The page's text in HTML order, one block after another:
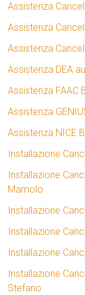
Assistenza
Assistenza
Assistenza
Assistenza DEA
Assistenza FAAC
Assistenza
Assistenza NICE
Installazione
Installazione
Mamolo
Installazione
Installazione
Installazione
Installazione
Stefano